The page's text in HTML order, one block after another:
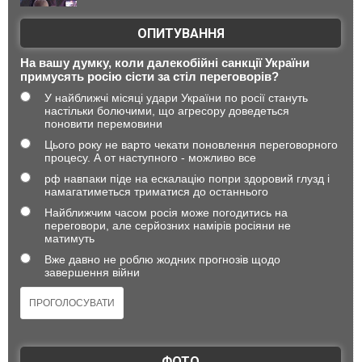
ОПИТУВАННЯ
На вашу думку, коли далекобійні санкції України
примусять росію сісти за стіл переговорів?
У найближчі місяці удари України по росії стануть
настільки болючими, що агресору доведеться
поновити перемовини
Цього року не варто чекати поновлення переговорного
процесу. А от наступного - можливо все
рф навпаки піде на ескалацію попри здоровий глузд і
намагатиметься триматися до останнього
Найближчим часом росія може погодитись на
переговори, але серйозних намірів росіяни не
матимуть
Вже давно не роблю жодних прогнозів щодо
завершення війни